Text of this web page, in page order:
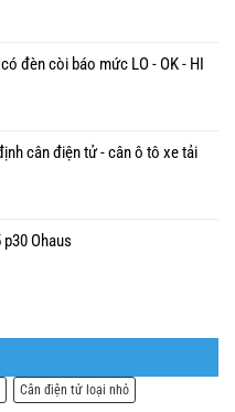
đèn còi báo mức LO - OK - HI
cân điện tử - cân ô tô xe tải
Ohaus
Cân điện tử loại nhỏ